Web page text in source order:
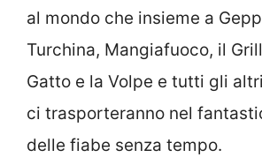
al mondo che insieme a
Turchina, Mangiafuoco, il
Gatto e la Volpe e tutti gli
ci trasporteranno nel
delle fiabe senza tempo.